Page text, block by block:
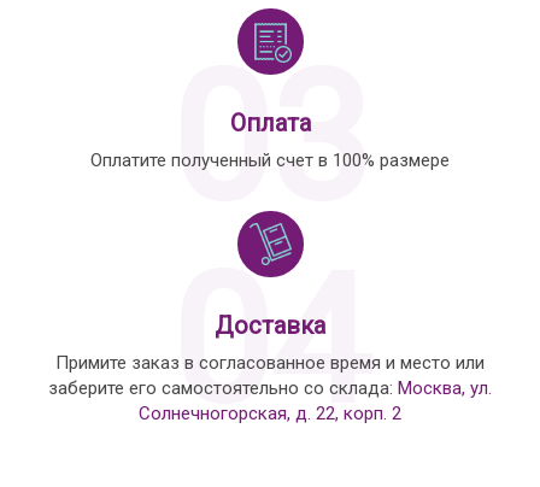
03
Оплата
Оплатите полученный счет в 100% размере
04
Доставка
Примите заказ в согласованное время и место или
заберите его самостоятельно со склада: Москва, ул.
Солнечногорская, д. 22, корп. 2